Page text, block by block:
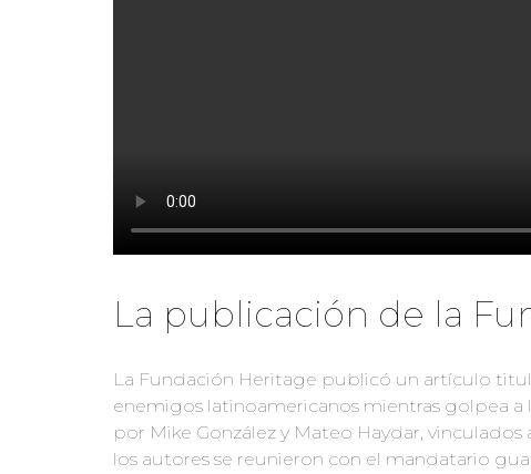
La publicación de la
La Fundación Heritage publicó un artículo
enemigos latinoamericanos mientras golpea a
por Mike González y Mateo Haydar,
los autores se reunieron con el mandatario